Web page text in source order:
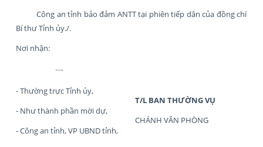
Công an tỉnh bảo đảm ANTT tại phiên tiếp dân của đồng chí
Bí thư Tỉnh ủy./.
Nơi nhận:
- Thường trực Tỉnh ủy,
- Như thành phần mời dự,
- Công an tỉnh, VP UBND tỉnh,
T/L BAN THƯỜNG VỤ
CHÁNH VĂN PHÒNG